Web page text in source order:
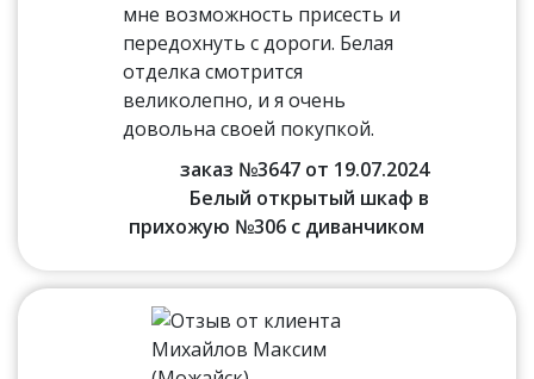
мне возможность присесть и
передохнуть с дороги. Белая
отделка смотрится
великолепно, и я очень
довольна своей покупкой.
заказ №3647 от 19.07.2024
Белый открытый шкаф в
прихожую №306 с диванчиком